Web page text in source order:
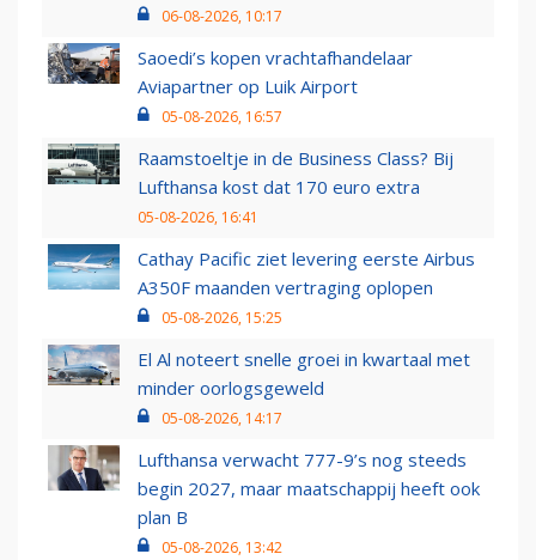
06-08-2026, 10:17
Saoedi’s kopen vrachtafhandelaar
Aviapartner op Luik Airport
05-08-2026, 16:57
Raamstoeltje in de Business Class? Bij
Lufthansa kost dat 170 euro extra
05-08-2026, 16:41
Cathay Pacific ziet levering eerste Airbus
A350F maanden vertraging oplopen
05-08-2026, 15:25
El Al noteert snelle groei in kwartaal met
minder oorlogsgeweld
05-08-2026, 14:17
Lufthansa verwacht 777-9’s nog steeds
begin 2027, maar maatschappij heeft ook
plan B
05-08-2026, 13:42